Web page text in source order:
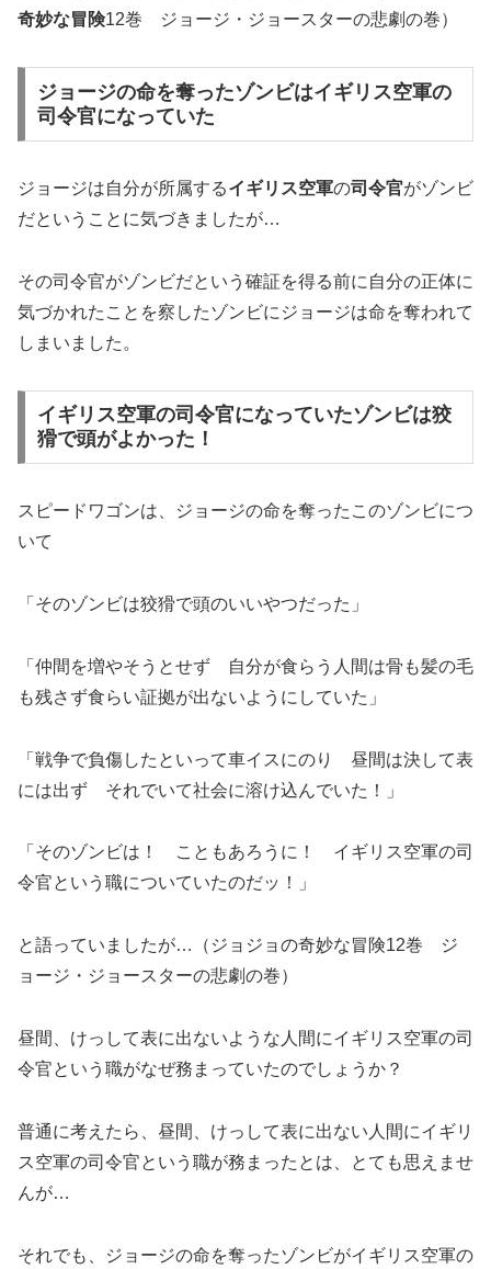
奇妙な冒険12巻 ジョージ・ジョースターの悲劇の巻）
ジョージの命を奪ったゾンビはイギリス空軍の
司令官になっていた
ジョージは自分が所属するイギリス空軍の司令官がゾンビ
だということに気づきましたが…
その司令官がゾンビだという確証を得る前に自分の正体に
気づかれたことを察したゾンビにジョージは命を奪われて
しまいました。
イギリス空軍の司令官になっていたゾンビは狡
猾で頭がよかった！
スピードワゴンは、ジョージの命を奪ったこのゾンビにつ
いて
「そのゾンビは狡猾で頭のいいやつだった」
「仲間を増やそうとせず 自分が食らう人間は骨も髪の毛
も残さず食らい証拠が出ないようにしていた」
「戦争で負傷したといって車イスにのり 昼間は決して表
には出ず それでいて社会に溶け込んでいた！」
「そのゾンビは！ こともあろうに！ イギリス空軍の司
令官という職についていたのだッ！」
と語っていましたが…（ジョジョの奇妙な冒険12巻 ジ
ョージ・ジョースターの悲劇の巻）
昼間、けっして表に出ないような人間にイギリス空軍の司
令官という職がなぜ務まっていたのでしょうか？
普通に考えたら、昼間、けっして表に出ない人間にイギリ
ス空軍の司令官という職が務まったとは、とても思えませ
んが…
それでも、ジョージの命を奪ったゾンビがイギリス空軍の